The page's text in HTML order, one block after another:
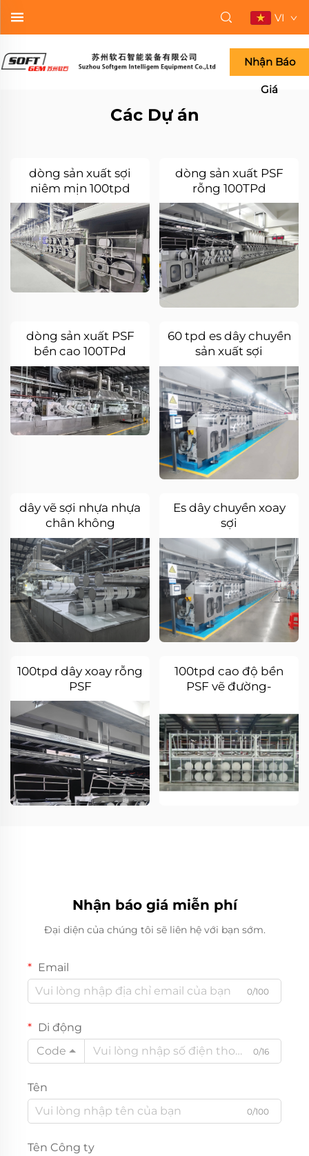
VI
Nhận Báo
Giá
Các Dự án
dòng sản xuất sợi
niêm mịn 100tpd
4080
dòng sản xuất PSF
rỗng 100TPd
dòng sản xuất PSF
bền cao 100TPd
60 tpd es dây chuyền
sản xuất sợi
dây vẽ sợi nhựa nhựa
chân không
Es dây chuyền xoay
sợi
100tpd dây xoay rỗng
PSF
100tpd cao độ bền
PSF vẽ đường-
Nhận báo giá miễn phí
Đại diện của chúng tôi sẽ liên hệ với bạn sớm.
Email
0/100
Di động
Code
0/16
Tên
0/100
Tên Công ty